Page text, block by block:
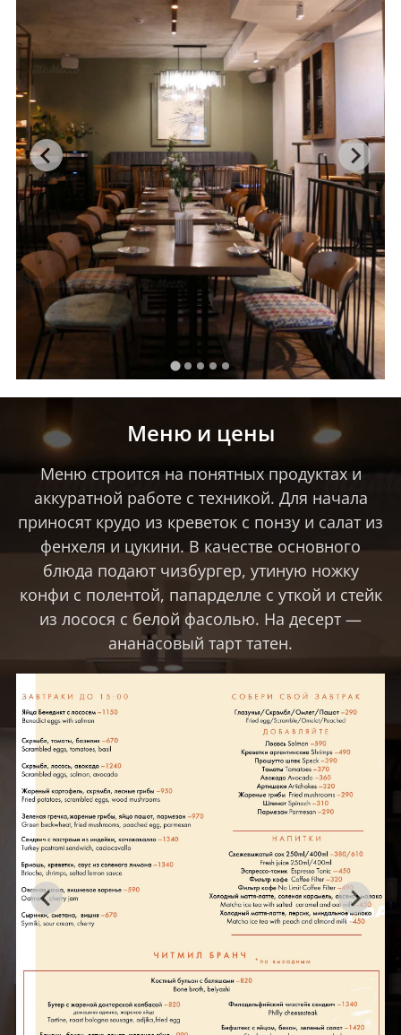
Меню и цены
Меню строится на понятных продуктах и
аккуратной работе с техникой. Для начала
приносят крудо из креветок с понзу и салат из
фенхеля и цукини. В качестве основного
блюда подают чизбургер, утиную ножку
конфи с полентой, папарделле с уткой и стейк
из лосося с белой фасолью. На десерт —
ананасовый тарт татен.